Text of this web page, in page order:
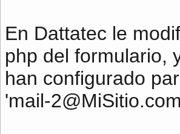
En Dattatec le
php del formulario,
han configurado
'mail-2@MiSitio.com